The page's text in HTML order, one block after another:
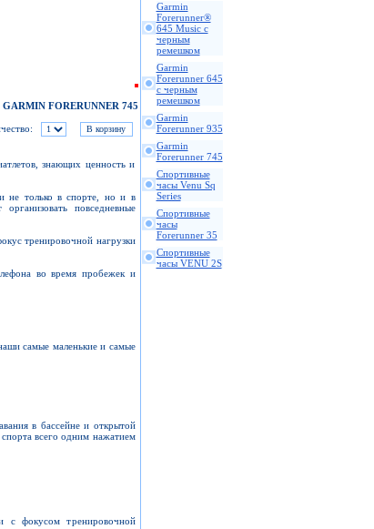
GARMIN FORERUNNER 745
знающих ценность и
не только в спорте, но и в
повседневные
тренировочной нагрузки
во время пробежек и
самые маленькие и самые
в бассейне и открытой
всего одним нажатием
с фокусом тренировочной
Garmin
Forerunner®
645 Music с
черным
ремешком
Garmin
Forerunner 645
с черным
ремешком
Garmin
Forerunner 935
Garmin
Forerunner 745
Спортивные
часы Venu Sq
Series
Спортивные
часы
Forerunner 35
Спортивные
часы VENU 2S